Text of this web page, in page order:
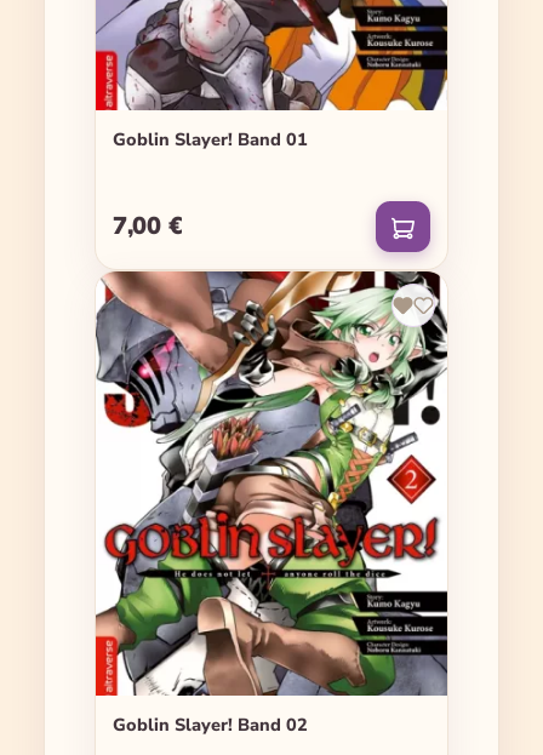
Goblin Slayer! Band 01
Regulärer Preis:
7,00 €
Goblin Slayer! Band 02